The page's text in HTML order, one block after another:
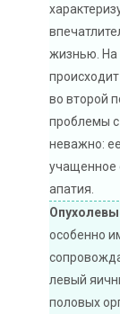
жизнью. На
во второй
проблемы с
неважно:
учащенное
апатия.
особенно
левый
половых